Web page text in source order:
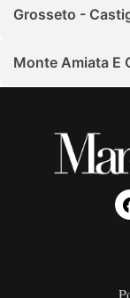
Grosseto -
Monte Amiata E